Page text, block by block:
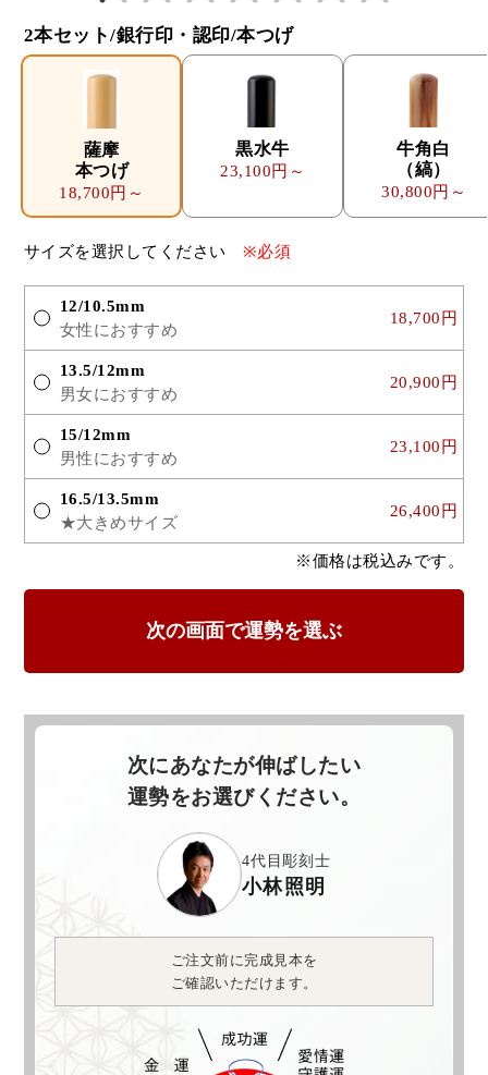
2本セット/銀行印・認印/本つげ
薩摩
本つげ
18,700円～
黒水牛
23,100円～
牛角白
（縞）
30,800円～
サイズを選択してください ※必須
12/10.5mm
女性におすすめ
18,700円
13.5/12mm
男女におすすめ
20,900円
15/12mm
男性におすすめ
23,100円
16.5/13.5mm
★大きめサイズ
26,400円
※価格は税込みです。
次にあなたが伸ばしたい
運勢をお選びください。
4代目彫刻士
小林照明
ご注文前に完成見本を
ご確認いただけます。